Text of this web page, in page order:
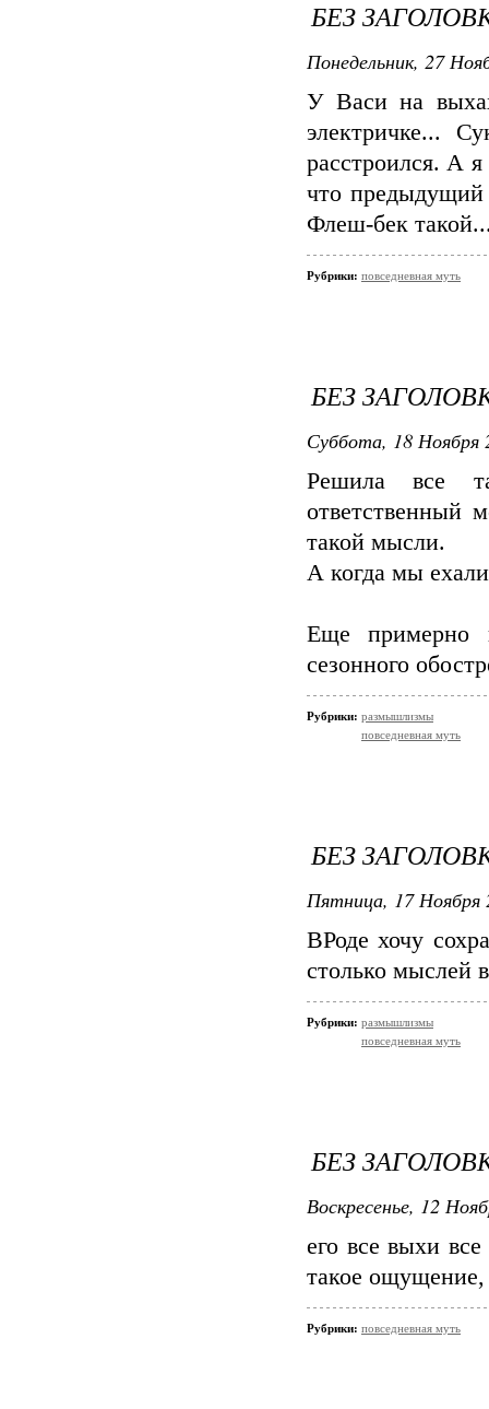
БЕЗ
Понедельник, 27
У Васи на
электричке...
расстроился. А
что
Флеш-бек
Рубрики: повседневная муть
БЕЗ
Суббота, 18 Ноября
Решила все
ответственный
такой мысли.
А когда мы
Еще примерно
сезонного
Рубрики: размышлизмы
повседневная муть
БЕЗ
Пятница, 17 Ноября
ВРоде хочу
столько мыслей
Рубрики: размышлизмы
повседневная муть
БЕЗ
Воскресенье, 12
его все выхи
такое ощущение,
Рубрики: повседневная муть